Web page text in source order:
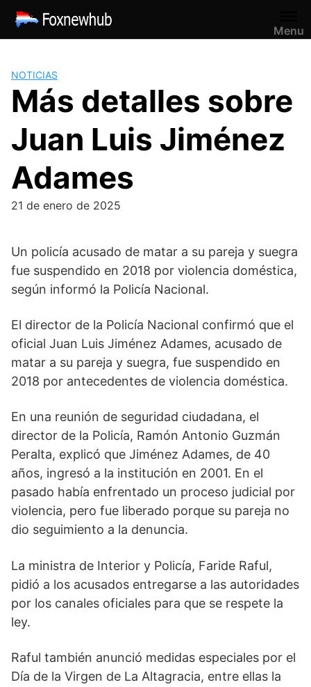
Saltar
contenido
Menu
NOTICIAS
Más detalles sobre
Juan Luis Jiménez
Adames
21 de enero de 2025
Un policía acusado de matar a su pareja y suegra
fue suspendido en 2018 por violencia doméstica,
según informó la Policía Nacional.
El director de la Policía Nacional confirmó que el
oficial Juan Luis Jiménez Adames, acusado de
matar a su pareja y suegra, fue suspendido en
2018 por antecedentes de violencia doméstica.
En una reunión de seguridad ciudadana, el
director de la Policía, Ramón Antonio Guzmán
Peralta, explicó que Jiménez Adames, de 40
años, ingresó a la institución en 2001. En el
pasado había enfrentado un proceso judicial por
violencia, pero fue liberado porque su pareja no
dio seguimiento a la denuncia.
La ministra de Interior y Policía, Faride Raful,
pidió a los acusados ​​entregarse a las autoridades
por los canales oficiales para que se respete la
ley.
Raful también anunció medidas especiales por el
Día de la Virgen de La Altagracia, entre ellas la